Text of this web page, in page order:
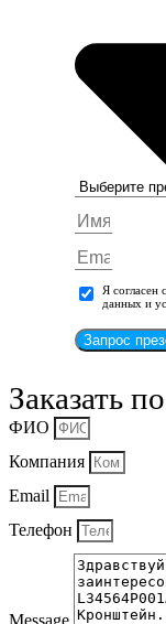
Я согласен
данных и
Запрос
Заказать
ФИО
Компания
Email
Телефон
Message